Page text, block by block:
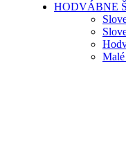
HODVÁBNE